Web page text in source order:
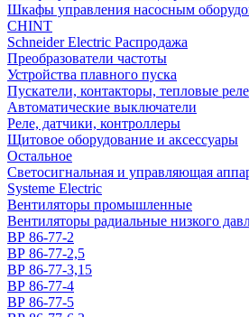
Шкафы управления насосным
CHINT
Schneider Electric Распродажа
Преобразователи частоты
Устройства плавного пуска
Пускатели, контакторы, тепловые реле
Автоматические выключатели
Реле, датчики, контроллеры
Щитовое оборудование и аксессуары
Остальное
Светосигнальная и управляющая
Systeme Electric
Вентиляторы промышленные
Вентиляторы радиальные низкого
ВР 86-77-2
ВР 86-77-2,5
ВР 86-77-3,15
ВР 86-77-4
ВР 86-77-5